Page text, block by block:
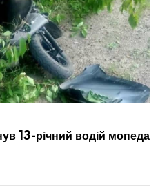
13-річний водій мопеда